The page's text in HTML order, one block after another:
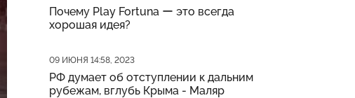
Почему Play Fortuna ー это всегда
хорошая идея?
Дата публикации
09 ИЮНЯ 14:58, 2023
РФ думает об отступлении к дальним
рубежам, вглубь Крыма - Маляр